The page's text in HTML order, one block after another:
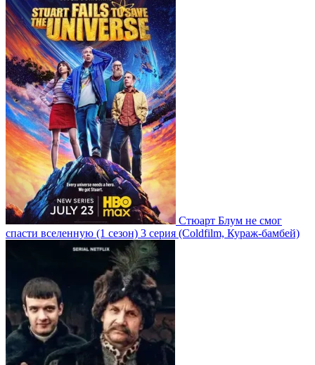
Стюарт Блум не смог
спасти вселенную (1 сезон) 3 серия (Coldfilm, Кураж-бамбей)